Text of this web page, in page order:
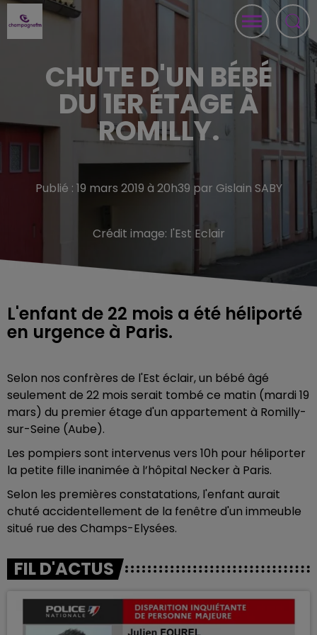
CHUTE D'UN BÉBÉ
DU 1ER ÉTAGE À
ROMILLY.
Publié : 19 mars 2019 à 20h39 par Gislain SABY
Crédit image: l'Est Eclair
L'enfant de 22 mois a été héliporté
en urgence à Paris.
Selon nos confrères de l'Est éclair, un bébé âgé
seulement de 22 mois serait tombé ce matin (mardi 19
mars) du premier étage d'un appartement à Romilly-
sur-Seine (Aube).
Les pompiers sont intervenus vers 10h pour héliporter
la petite fille inanimée à l’hôpital Necker à Paris.
Selon les premières constatations, l'enfant aurait
chuté accidentellement de la fenêtre d'un immeuble
situé rue des Champs-Elysées.
FIL D'ACTUS